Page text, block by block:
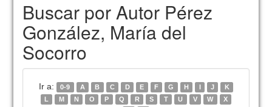
Buscar por Autor Pérez
González, María del
Socorro
Ir a: 0-9 A B C D E F G H I J
K
L
M N O P Q R S T U V W
X